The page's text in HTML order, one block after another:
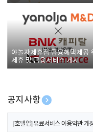
야놀자제휴점 금융혜택제공
제휴 및 금융서비스 게시
공지사항
[호텔업] 개인정보 처리방침 개정본
[호텔업] 유료서비스 이용약관 개